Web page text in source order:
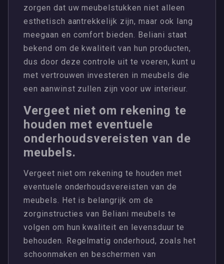
zorgen dat uw meubelstukken niet alleen
esthetisch aantrekkelijk zijn, maar ook lang
meegaan en comfort bieden. Beliani staat
bekend om de kwaliteit van hun producten,
dus door deze controle uit te voeren, kunt u
met vertrouwen investeren in meubels die
een aanwinst zullen zijn voor uw interieur.
Vergeet niet om rekening te
houden met eventuele
onderhoudsvereisten van de
meubels.
Vergeet niet om rekening te houden met
eventuele onderhoudsvereisten van de
meubels. Het is belangrijk om de
zorginstructies van Beliani meubels te
volgen om hun kwaliteit en levensduur te
behouden. Regelmatig onderhoud, zoals het
schoonmaken en beschermen van